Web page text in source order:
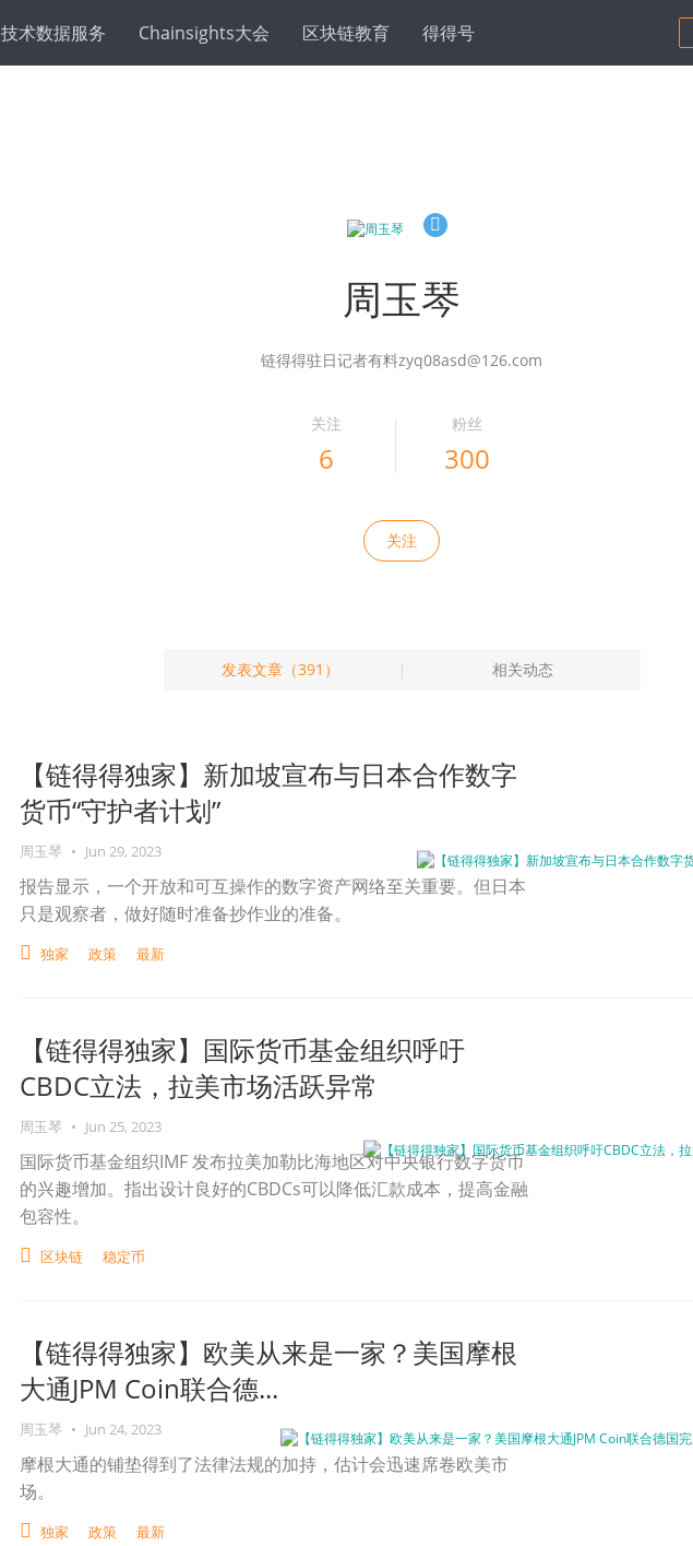
技术数据服务 Chainsights大会 区块链教育 得得号
周玉琴
链得得驻日记者有料zyq08asd@126.com
关注
6
粉丝
300
关注
发表文章（391） 相关动态
【链得得独家】新加坡宣布与日本合作数字
货币“守护者计划”
周玉琴 • Jun 29, 2023
报告显示，一个开放和可互操作的数字资产网络至关重要。但日本
只是观察者，做好随时准备抄作业的准备。
独家 政策 最新
【链得得独家】国际货币基金组织呼吁
CBDC立法，拉美市场活跃异常
周玉琴 • Jun 25, 2023
国际货币基金组织IMF 发布拉美加勒比海地区对中央银行数字货币
的兴趣增加。指出设计良好的CBDCs可以降低汇款成本，提高金融
包容性。
区块链 稳定币
【链得得独家】欧美从来是一家？美国摩根
大通JPM Coin联合德...
周玉琴 • Jun 24, 2023
摩根大通的铺垫得到了法律法规的加持，估计会迅速席卷欧美市
场。
独家 政策 最新